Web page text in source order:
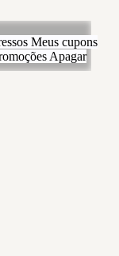
Meus cupons
Apagar